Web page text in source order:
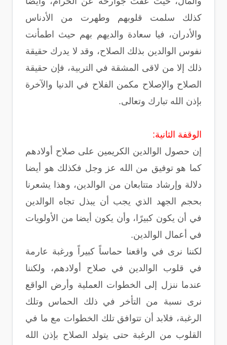
كذلك سلمت قلوبهم وطهرت من الأدناس
والأدران، فيا سعادة والديهم بهم حيث اطمأنت
نفوس الوالدين بذلك الصلاح، وقد لا يدرك حقيقة
ذلك إلا من لاقى المشقة في التربية، فإن حقيقة
الصلاح والإصلاح مكمن الفلاح في الدنيا والآخرة
بإذن الله تبارك وتعالى.
الوقفة الثانية:
إن حصول الوالدين الكريمين على صلاح أولادهم
كما هو توفيق من الله عز وجل فكذلك هو أيضا
دلالة وإرشاد متتابعان من الوالدين، وهذا يشعرنا
بحجم الجهد الذي يجب أن يبذل تجاه الوالدين
في أن يكون كبيرًا، وأن يكون أيضا من الأولويات
في أعمال الوالدين.
لكننا نرى في واقعنا حماساً كبيراً ورغبة عارمة
في قلوب الوالدين في صلاح أولادهم، ولكننا
عندما ننزل إلى الخطوات العملية وأرض الواقع
نرى نسبة من التأخر في ذلك الحماس وتلك
الرغبة، فلابد أن تتوافق تلك الخطوات مع ما في
القلوب من الرغبة حتى يتولد الصلاح بإذن الله